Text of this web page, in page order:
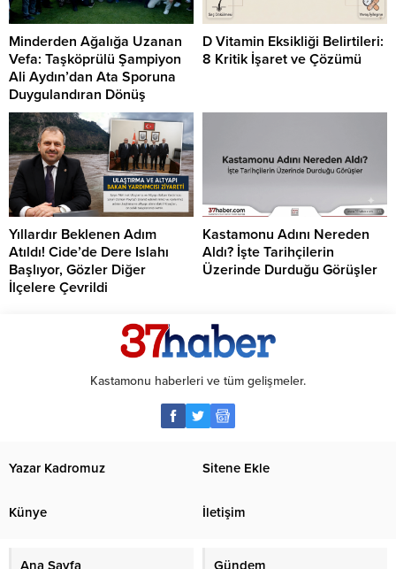
Minderden Ağalığa Uzanan
Vefa: Taşköprülü Şampiyon
Ali Aydın’dan Ata Sporuna
Duygulandıran Dönüş
D Vitamin Eksikliği Belirtileri:
8 Kritik İşaret ve Çözümü
Yıllardır Beklenen Adım
Atıldı! Cide’de Dere Islahı
Başlıyor, Gözler Diğer
İlçelere Çevrildi
Kastamonu Adını Nereden
Aldı? İşte Tarihçilerin
Üzerinde Durduğu Görüşler
Kastamonu haberleri ve tüm gelişmeler.
Yazar Kadromuz Sitene Ekle
Künye İletişim
Ana Sayfa Gündem